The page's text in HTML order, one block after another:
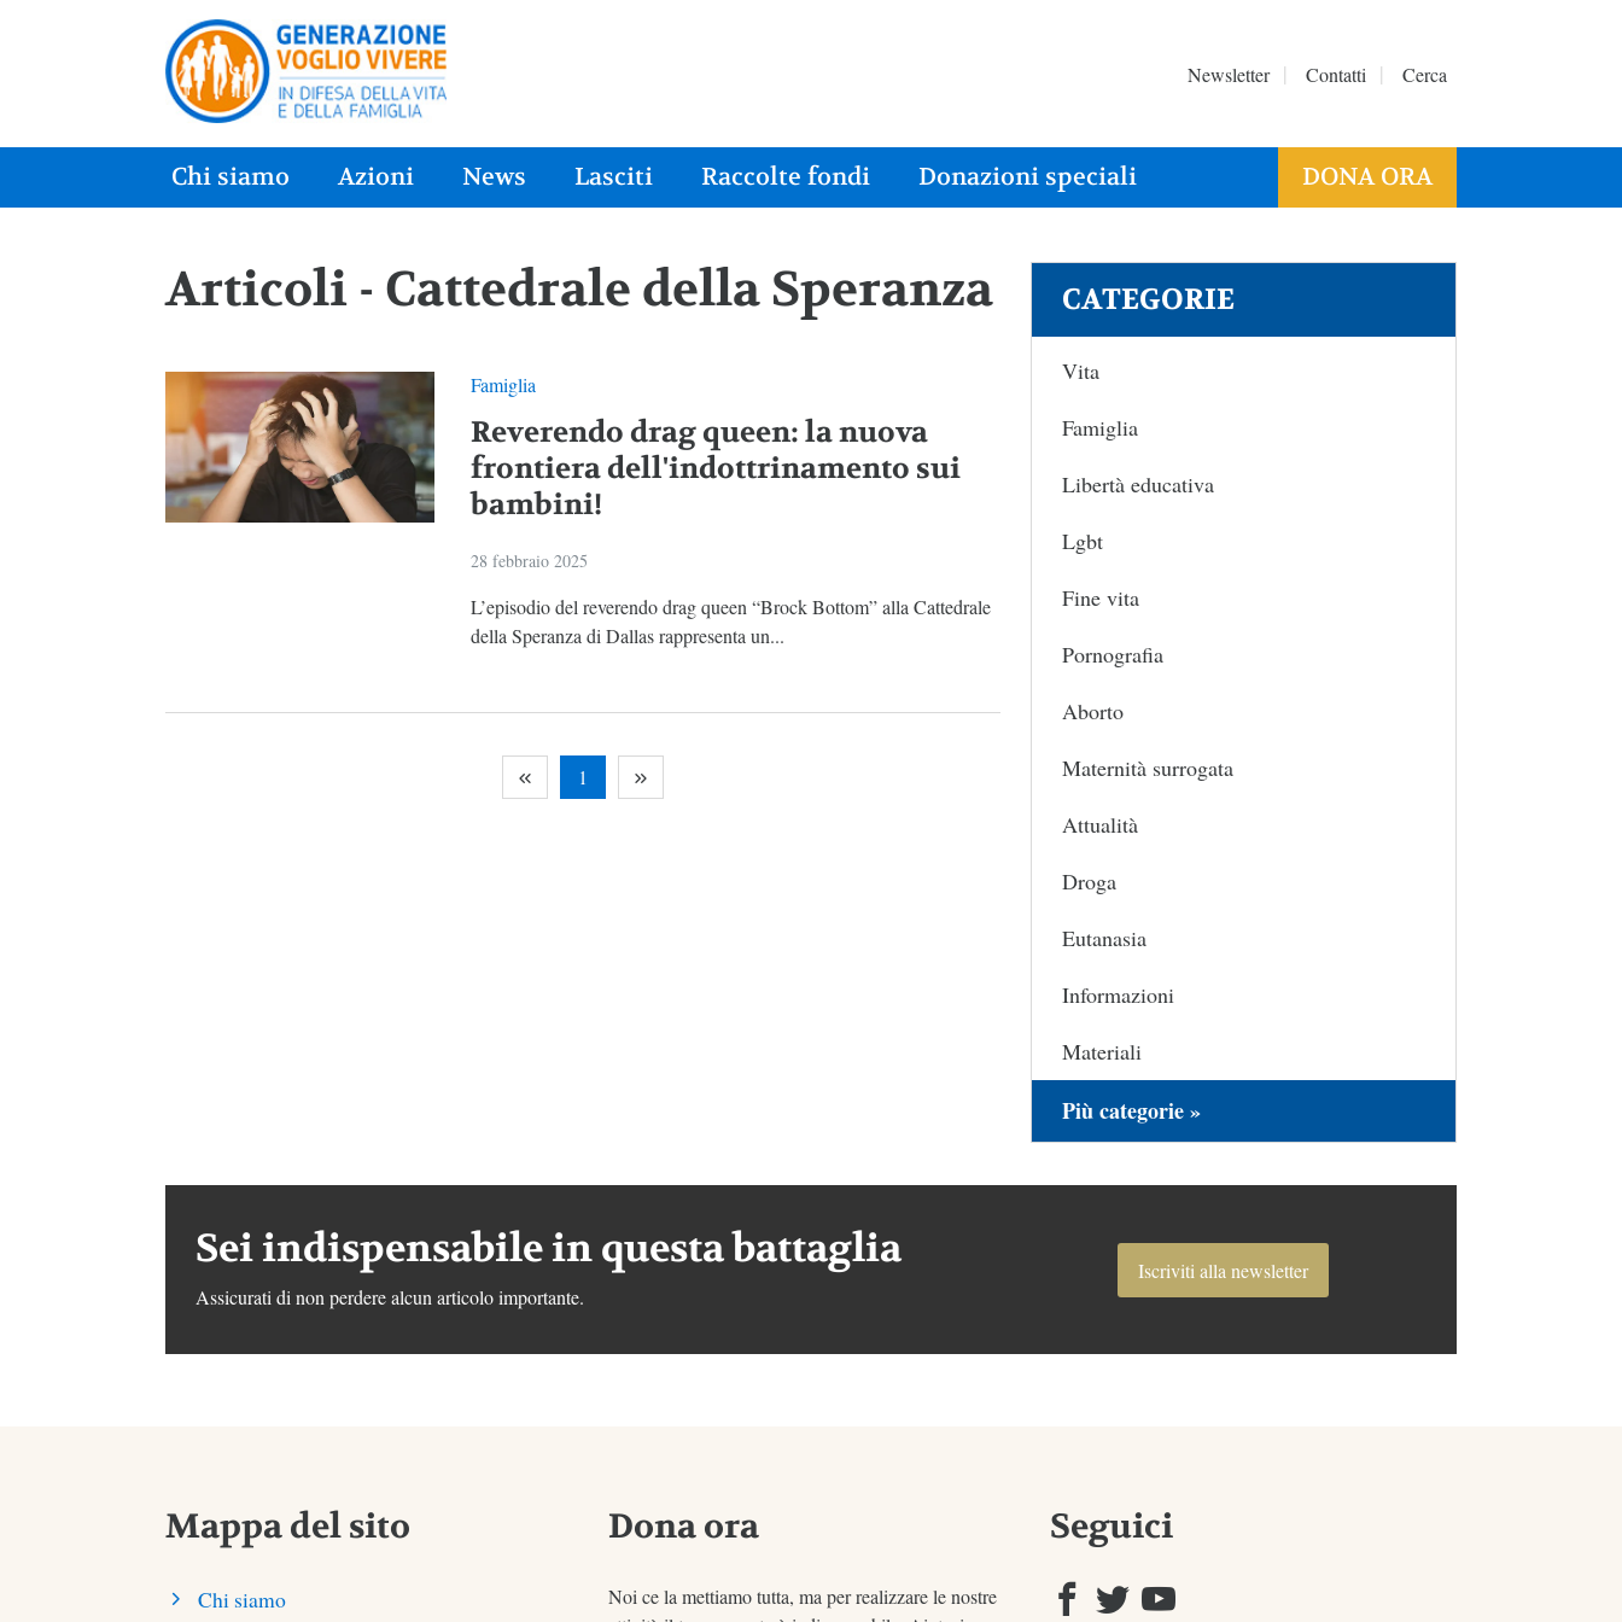
Newsletter Contatti Cerca
Chi siamo Azioni News Lasciti Raccolte fondi Donazioni speciali DONA ORA
Articoli - Cattedrale della Speranza
Famiglia
Reverendo drag queen: la nuova
frontiera dell'indottrinamento sui
bambini!
28 febbraio 2025
L’episodio del reverendo drag queen “Brock Bottom” alla Cattedrale
della Speranza di Dallas rappresenta un...
1
CATEGORIE
Vita
Famiglia
Libertà educativa
Lgbt
Fine vita
Pornografia
Aborto
Maternità surrogata
Attualità
Droga
Eutanasia
Informazioni
Materiali
Più categorie »
Sei indispensabile in questa battaglia
Assicurati di non perdere alcun articolo importante.
Iscriviti alla newsletter
Mappa del sito
Chi siamo
Dona ora
Noi ce la mettiamo tutta, ma per realizzare le nostre
Seguici